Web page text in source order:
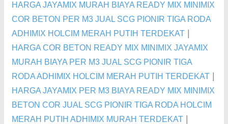
HARGA JAYAMIX MURAH BIAYA READY MIX MINIMIX
COR BETON PER M3 JUAL SCG PIONIR TIGA RODA
ADHIMIX HOLCIM MERAH PUTIH TERDEKAT
HARGA COR BETON READY MIX MINIMIX JAYAMIX
MURAH BIAYA PER M3 JUAL SCG PIONIR TIGA
RODA ADHIMIX HOLCIM MERAH PUTIH TERDEKAT
HARGA JAYAMIX PER M3 BIAYA READY MIX MINIMIX
BETON COR JUAL SCG PIONIR TIGA RODA HOLCIM
MERAH PUTIH ADHIMIX MURAH TERDEKAT